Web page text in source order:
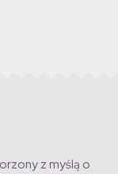
z myślą o